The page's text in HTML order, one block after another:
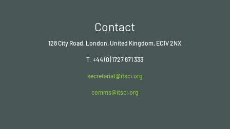
Contact
128 City Road, London, United Kingdom, EC1V 2NX
T: +44 (0) 1727 871 333
secretariat@itsci.org
comms@itsci.org